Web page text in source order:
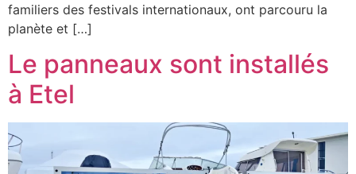
familiers des festivals internationaux, ont parcouru la
planète et […]
Le panneaux sont installés
à Etel